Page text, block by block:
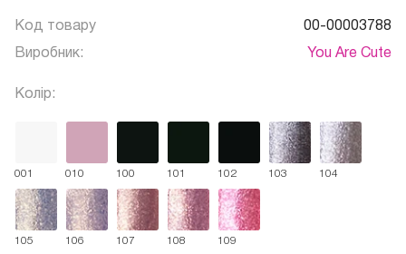
Код товару 00-00003788
Виробник: You Are Cute
Колір:
001 010 100 101 102 103 104
105 106 107 108 109